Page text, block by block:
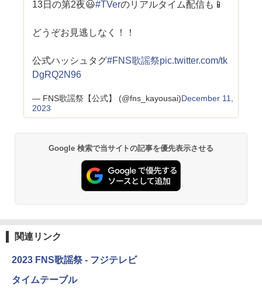
13日の第2夜😃#TVerのリアルタイム配信も📱
どうぞお見逃しなく！！
公式ハッシュタグ#FNS歌謡祭pic.twitter.com/tk
DgRQ2N96
— FNS歌謡祭【公式】 (@fns_kayousai)December 11,
2023
Google 検索で当サイトの記事を優先表示させる
関連リンク
2023 FNS歌謡祭 - フジテレビ
タイムテーブル